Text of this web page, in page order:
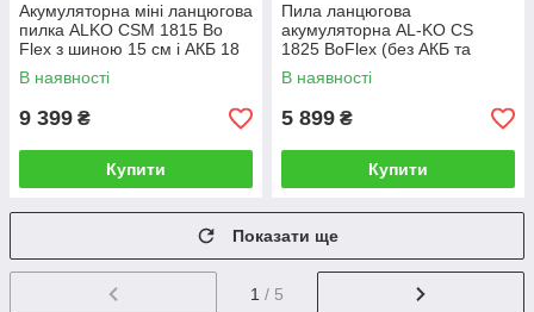
Акумуляторна міні ланцюгова
пилка ALKO CSM 1815 Bo
Flex з шиною 15 см і АКБ 18
В/2.5 А/год
В наявності
9 399 ₴
Купити
Пила ланцюгова
акумуляторна AL-KO CS
1825 BoFlex (без АКБ та
зарядного пристрою)
В наявності
5 899 ₴
Купити
Показати ще
1 / 5